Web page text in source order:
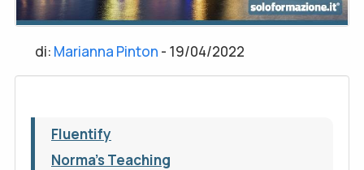
di: Marianna Pinton - 19/04/2022
Fluentify
Norma's Teaching